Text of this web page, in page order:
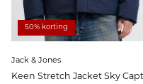
50% korting
Jack & Jones